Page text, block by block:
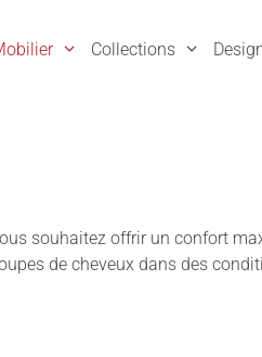
Collections
souhaitez offrir un confort
de cheveux dans des